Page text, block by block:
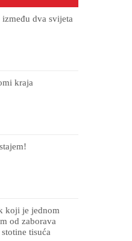
između dva svijeta
kraja
koji je jednom
od zaborava
tisuća